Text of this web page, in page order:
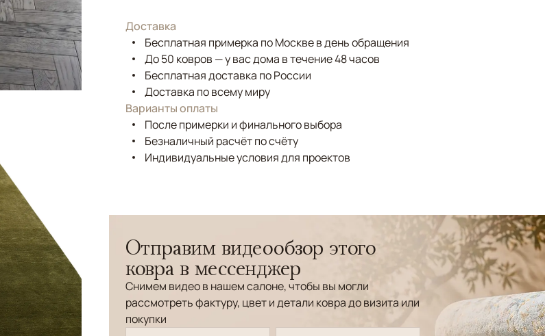
Доставка
Бесплатная примерка по Москве в день обращения
До 50 ковров — у вас дома в течение 48 часов
Бесплатная доставка по России
Доставка по всему миру
Варианты оплаты
После примерки и финального выбора
Безналичный расчёт по счёту
Индивидуальные условия для проектов
Отправим видеообзор этого
ковра в мессенджер
Снимем видео в нашем салоне, чтобы вы могли
рассмотреть фактуру, цвет и детали ковра до визита или
покупки